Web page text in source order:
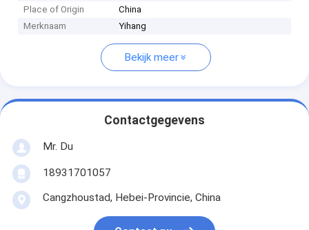
Place of Origin
China
Merknaam
Yihang
Bekijk meer
Contactgegevens
Mr. Du
18931701057
Cangzhoustad, Hebei-Provincie, China